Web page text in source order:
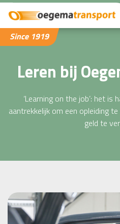
Since 1919
Leren bij
‘Learning on the job’: het is
aantrekkelijk om een opleiding
geld te